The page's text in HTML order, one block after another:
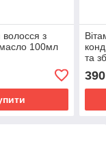
волосся з
100мл
та
390